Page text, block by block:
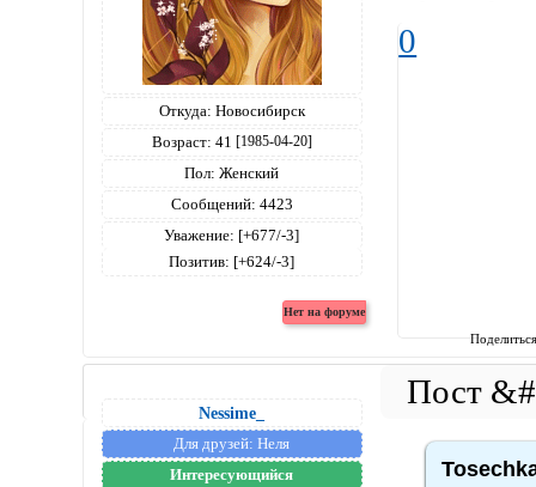
Откуда: Новосибирск
Возраст: 41 [1985-04-20]
Пол: Женский
Сообщений: 4423
Уважение: [+677/-3]
Позитив: [+624/-3]
0
Nessime_
Для друзей: Неля
Интересующийся